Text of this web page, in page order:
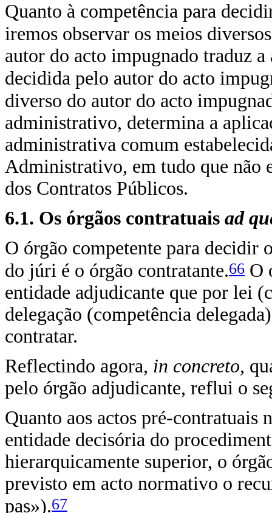
Quanto à competência para
iremos observar os meios
autor do acto impugnado traduz a
decidida pelo autor do acto
diverso do autor do acto
administrativo, determina a
administrativa comum
Administrativo, em tudo que não
dos Contratos Públicos.
6.1. Os órgãos contratuais ad
O órgão competente para decidir
do júri é o órgão contratante.66 O
entidade adjudicante que por lei
delegação (competência
contratar.
Reflectindo agora, in concreto,
pelo órgão adjudicante, reflui o
Quanto aos actos pré-contratuais
entidade decisória do
hierarquicamente superior, o
previsto em acto normativo o
pas»).67